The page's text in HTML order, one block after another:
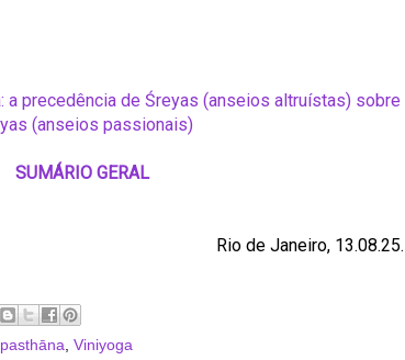
a precedência de Śreyas (anseios altruístas) sobre
(anseios passionais)
SUMÁRIO GERAL
Rio de Janeiro, 13.08.25.
Viniyoga